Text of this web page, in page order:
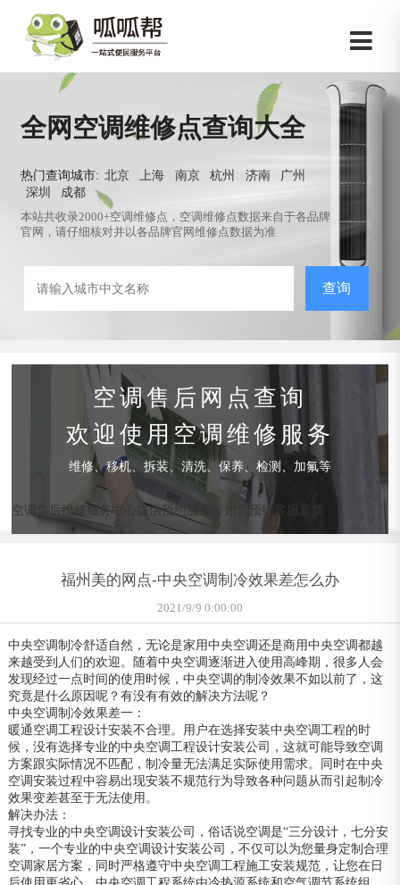
全网空调维修点查询大全
热门查询城市: 北京 上海 南京 杭州 济南
广州
深圳
成都
本站共收录2000+空调维修点，空调维修点数据来自于各品牌
官网，请仔细核对并以各品牌官网维修点数据为准
查询
空调售后网点查询
欢迎使用空调维修服务
维修、移机、拆装、清洗、保养、检测、加氟等
空调售后维修服务中心提供预约服务，如需预约客服直拨：
福州美的网点-中央空调制冷效果差怎么办
2021/9/9 0:00:00
中央空调制冷舒适自然，无论是家用中央空调还是商用中央空调都越
来越受到人们的欢迎。随着中央空调逐渐进入使用高峰期，很多人会
发现经过一点时间的使用时候，中央空调的制冷效果不如以前了，这
究竟是什么原因呢？有没有有效的解决方法呢？
中央空调制冷效果差一：
暖通空调工程设计安装不合理。用户在选择安装中央空调工程的时
候，没有选择专业的中央空调工程设计安装公司，这就可能导致空调
方案跟实际情况不匹配，制冷量无法满足实际使用需求。同时在中央
空调安装过程中容易出现安装不规范行为导致各种问题从而引起制冷
效果变差甚至于无法使用。
解决办法：
寻找专业的中央空调设计安装公司，俗话说空调是“三分设计，七分安
装”，一个专业的中央空调设计安装公司，不仅可以为您量身定制合理
空调家居方案，同时严格遵守中央空调工程施工安装规范，让您在日
后使用更省心。中央空调工程系统由冷热源系统和空气调节系统组